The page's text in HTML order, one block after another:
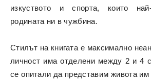
изкуството и спорта, които
родината ни в чужбина.
Стилът на книгата е максимално
личност има отделени между 2 и 4
се опитали да представим живота им